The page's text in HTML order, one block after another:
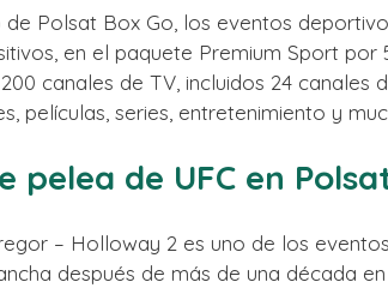
de Polsat Box Go, los eventos
en el paquete Premium Sport por
canales de TV, incluidos 24 canales
películas, series, entretenimiento y
pelea de UFC en
– Holloway 2 es uno de los
después de más de una década